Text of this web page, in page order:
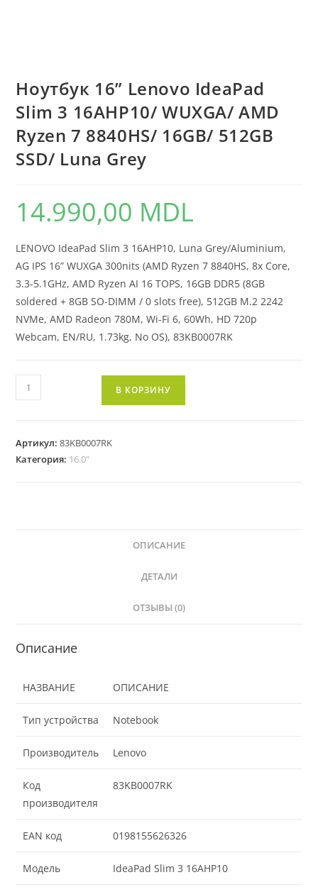
Ноутбук 16” Lenovo IdeaPad
Slim 3 16AHP10/ WUXGA/ AMD
Ryzen 7 8840HS/ 16GB/ 512GB
SSD/ Luna Grey
14.990,00 MDL
LENOVO IdeaPad Slim 3 16AHP10, Luna Grey/Aluminium,
AG IPS 16” WUXGA 300nits (AMD Ryzen 7 8840HS, 8x Core,
3.3-5.1GHz, AMD Ryzen AI 16 TOPS, 16GB DDR5 (8GB
soldered + 8GB SO-DIMM / 0 slots free), 512GB M.2 2242
NVMe, AMD Radeon 780M, Wi-Fi 6, 60Wh, HD 720p
Webcam, EN/RU, 1.73kg, No OS), 83KB0007RK
В КОРЗИНУ
Артикул:83KB0007RK
Категория: 16.0"
ОПИСАНИЕ
ДЕТАЛИ
ОТЗЫВЫ (0)
Описание
НАЗВАНИЕ ОПИСАНИЕ
Тип устройства Notebook
Производитель Lenovo
Код
производителя
83KB0007RK
EAN код 0198155626326
Модель IdeaPad Slim 3 16AHP10